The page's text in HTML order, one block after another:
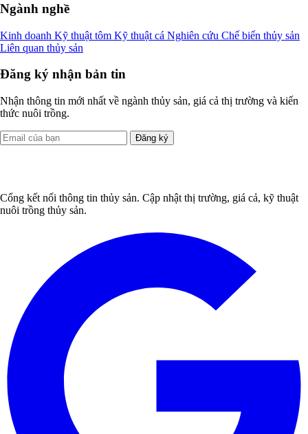
Ngành nghề
Kinh doanh Kỹ thuật tôm Kỹ thuật cá Nghiên cứu Chế biến thủy sản
Liên quan thủy sản
Đăng ký nhận bản tin
Nhận thông tin mới nhất về ngành thủy sản, giá cả thị trường và kiến
thức nuôi trồng.
Đăng ký
Cổng kết nối thông tin thủy sản. Cập nhật thị trường, giá cả, kỹ thuật
nuôi trồng thủy sản.